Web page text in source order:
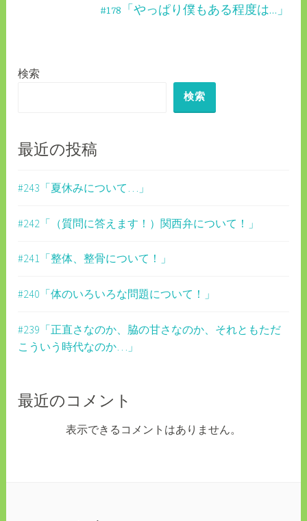
ー
ン
#178「やっぱり僕もある程度は…」
検索
検索
最近の投稿
#243「夏休みについて…」
#242「（質問に答えます！）関西弁について！」
#241「整体、整骨について！」
#240「体のいろいろな問題について！」
#239「正直さなのか、脇の甘さなのか、それともただ
こういう時代なのか…」
最近のコメント
表示できるコメントはありません。